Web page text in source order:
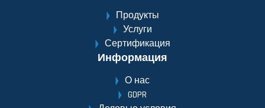
Продукты
Услуги
Сертификация
Информация
О нас
GDPR